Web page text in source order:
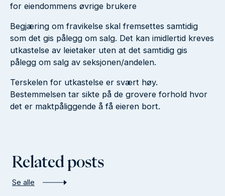
for eiendommens øvrige brukere
Begjæring om fravikelse skal fremsettes samtidig
som det gis pålegg om salg. Det kan imidlertid kreves
utkastelse av leietaker uten at det samtidig gis
pålegg om salg av seksjonen/andelen.
Terskelen for utkastelse er svært høy.
Bestemmelsen tar sikte på de grovere forhold hvor
det er maktpåliggende å få eieren bort.
Related posts
Se alle